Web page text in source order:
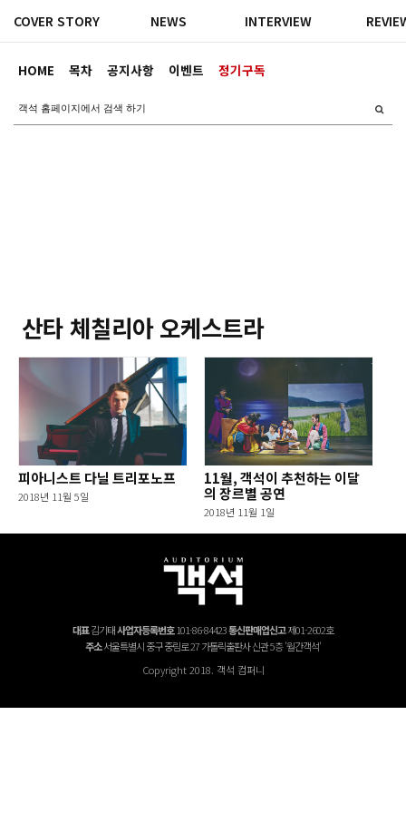
HOME 목차 공지사항 이벤트 정기구독
COVER STORY NEWS INTERVIEW
산타 체칠리아 오케스트라
피아니스트 다닐 트리포노프
2018년 11월 5일
11월, 객석이 추천하는 이달
의 장르별 공연
2018년 11월 1일
대표김기태사업자등록번호101-86-84423통신판매업신고제01-2602호
주소서울특별시 중구 중림로 27 가톨릭출판사 신관 5층 '월간객석'
Copyright 2018. 객석 컴퍼니